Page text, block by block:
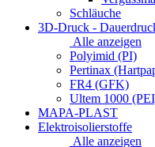
Schläuche
3D-Druck -
Alle anzeigen
Polyimid (PI)
Pertinax
FR4 (GFK)
Ultem 1000
MAPA-PLAST
Elektroisolierstoffe
Alle anzeigen